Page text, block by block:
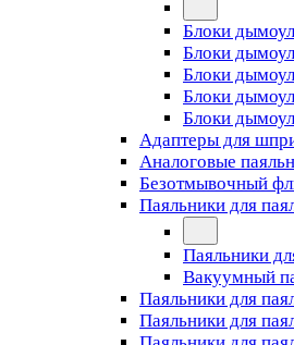
Блоки
Блоки
Блоки
Блоки
Блоки
Адаптеры для
Аналоговые
Безотмывочный
Паяльники для
Паяльники
Вакуумный
Паяльники для
Паяльники для